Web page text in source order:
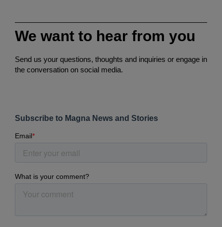
We want to hear from you
Send us your questions, thoughts and inquiries or engage in
the conversation on social media.